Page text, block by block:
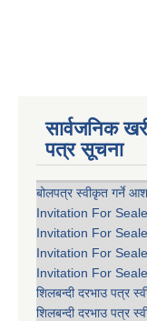
सार्वजनिक
पत्र सूचना
बोलपत्र स्वीकृत गर्ने
Invitation For
Invitation For
Invitation For
Invitation For
शिलबन्दी दरभाउ पत्र
शिलबन्दी दरभाउ पत्र